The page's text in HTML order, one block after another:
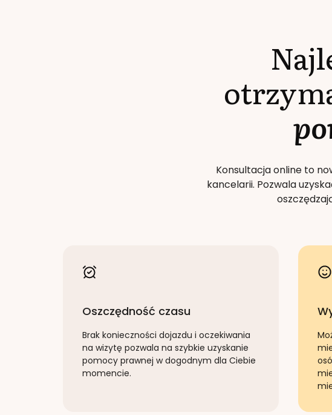
Konsultacja online to
kancelarii. Pozwala
Oszczędność czasu
Brak konieczności dojazdu i oczekiwania
na wizytę pozwala na szybkie uzyskanie
pomocy prawnej w dogodnym dla Ciebie
momencie.